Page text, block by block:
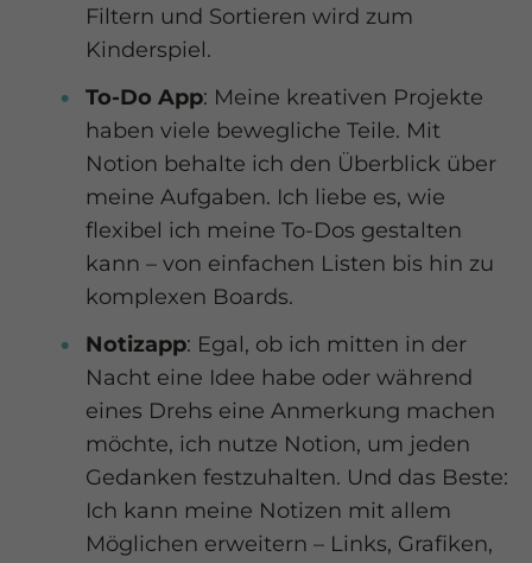
Filtern und Sortieren wird zum
Kinderspiel.
To-Do App: Meine kreativen Projekte
haben viele bewegliche Teile. Mit
Notion behalte ich den Überblick über
meine Aufgaben. Ich liebe es, wie
flexibel ich meine To-Dos gestalten
kann – von einfachen Listen bis hin zu
komplexen Boards.
Notizapp: Egal, ob ich mitten in der
Nacht eine Idee habe oder während
eines Drehs eine Anmerkung machen
möchte, ich nutze Notion, um jeden
Gedanken festzuhalten. Und das Beste:
Ich kann meine Notizen mit allem
Möglichen erweitern – Links, Grafiken,